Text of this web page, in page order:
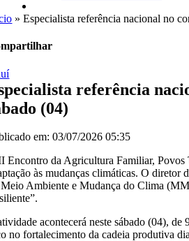
»Especialista referência nacional no
referência
(04)
em: 03/07/2026 05:35
Encontro da Agricultura Familiar, Povos
às mudanças climáticas. O
Ambiente e Mudança do Clima
acontecerá neste sábado (04),
no fortalecimento da cadeia produtiva